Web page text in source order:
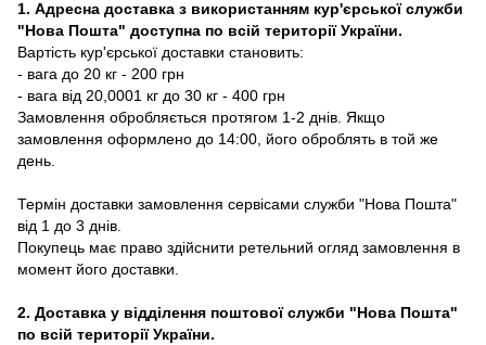
1. Адресна доставка з використанням кур'єрської служби
"Нова Пошта" доступна по всій території України.
Вартість кур'єрської доставки становить:
- вага до 20 кг - 200 грн
- вага від 20,0001 кг до 30 кг - 400 грн
Замовлення обробляється протягом 1-2 днів. Якщо
замовлення оформлено до 14:00, його оброблять в той же
день.
Термін доставки замовлення сервісами служби "Нова Пошта"
від 1 до 3 днів.
Покупець має право здійснити ретельний огляд замовлення в
момент його доставки.
2. Доставка у відділення поштової служби "Нова Пошта"
по всій території України.